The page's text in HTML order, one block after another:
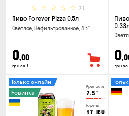
(0)
Пиво Forever Pizza 0.5л
Светлое, Нефильтрованное, 4.5°
0,00
грн за 1
0.33л
0
грн за
Крепость
7.5 °
Горечь
17 IBU
Только онлайн
Новинка